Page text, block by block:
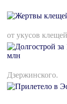
от укусов
Дзержинского.